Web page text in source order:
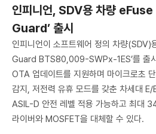
인피니언, SDV용 차량
Guard’ 출시
인피니언이 소프트웨어 정의 차량
Guard BTS80,009-SWPx-1ES’를 출
OTA 업데이트를 지원하며 마이크로초
감지, 저전력 유휴 모드를 갖춘 차세대 E/
ASIL-D 안전 레벨 적용 가능하고 최대
라이버와 MOSFET을 대체할 수 있다.